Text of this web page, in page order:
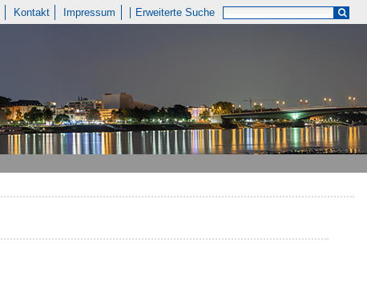
Kontakt Impressum Erweiterte Suche